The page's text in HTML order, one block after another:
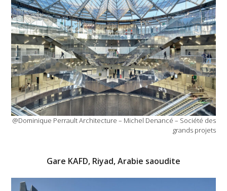
@Dominique Perrault Architecture – Michel Denancé – Société des
grands projets
Gare KAFD, Riyad, Arabie saoudite